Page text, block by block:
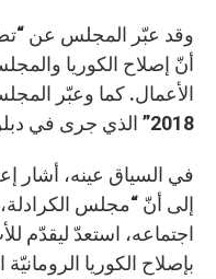
وقد عبّر المجلس عن
أنّ إصلاح الكوريا
الأعمال. كما وعبّر
2018” الذي جرى في دبلن، مُهنِّئاً منظّميه.
في السياق عينه، أشار
إلى أنّ “مجلس
اجتماعه، استعدّ ليقدّم
بإصلاح الكوريا